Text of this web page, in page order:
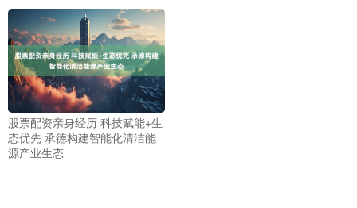
股票配资亲身经历 科技赋能+生
态优先 承德构建智能化清洁能
源产业生态